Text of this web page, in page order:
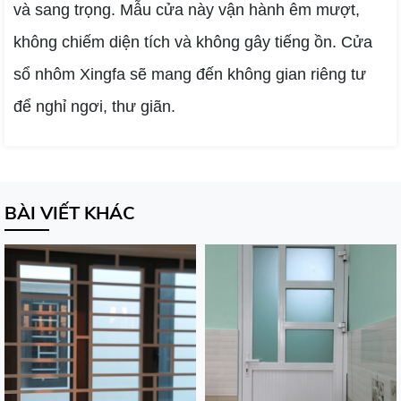
và sang trọng. Mẫu cửa này vận hành êm mượt,
không chiếm diện tích và không gây tiếng ồn. Cửa
sổ nhôm Xingfa sẽ mang đến không gian riêng tư
để nghỉ ngơi, thư giãn.
BÀI VIẾT KHÁC